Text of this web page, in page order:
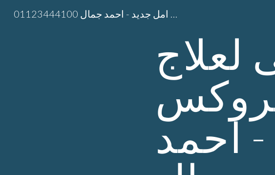
مستشفى لعلاج ادمان الاستروكس امل جديد - احمد جمال 01123444100